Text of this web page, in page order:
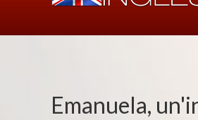
Emanuela,